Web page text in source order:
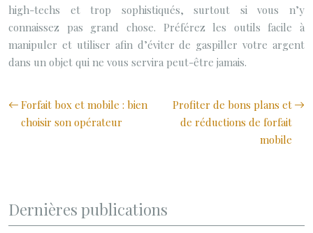
high-techs et trop sophistiqués, surtout si vous n’y
connaissez pas grand chose. Préférez les outils facile à
manipuler et utiliser afin d’éviter de gaspiller votre argent
dans un objet qui ne vous servira peut-être jamais.
Forfait box et mobile : bien
choisir son opérateur
Profiter de bons plans et
de réductions de forfait
mobile
Dernières publications